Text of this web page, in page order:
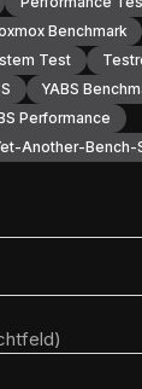
Benchmark
Test
YABS
Performance
Another-Bench-